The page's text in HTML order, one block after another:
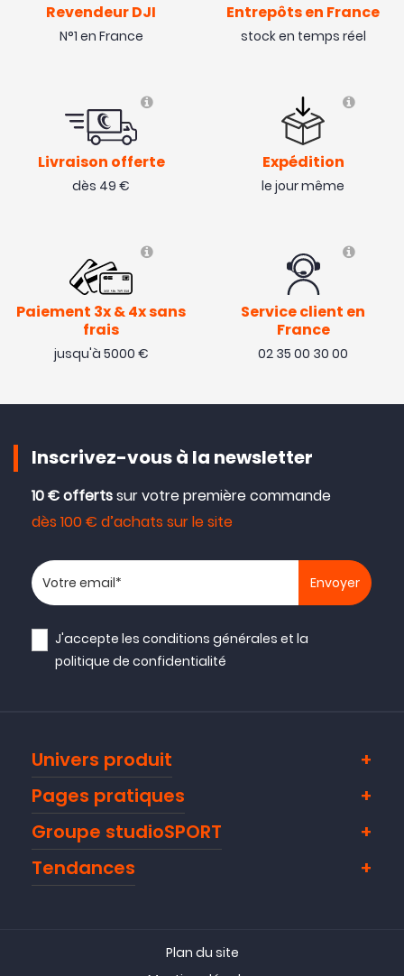
Revendeur DJI
N°1 en France
Entrepôts en France
stock en temps réel
Livraison offerte
dès 49 €
Expédition
le jour même
Paiement 3x & 4x sans
frais
jusqu'à 5000 €
Service client en
France
02 35 00 30 00
Inscrivez-vous à la newsletter
10 € offertssur votre première commande
dès 100 € d’achats sur le site
Votre adresse email
J'accepte lesconditions générales et la
politique de confidentialité
Univers produit
Pages pratiques
Groupe studioSPORT
Tendances
Plan du site